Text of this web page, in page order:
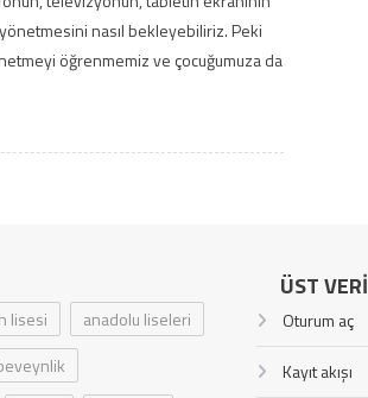
nasıl bekleyebiliriz. Peki
öğrenmemiz ve çocuğumuza da
lisesi
anadolu liseleri
ÜST VERI
Oturum aç
Kayıt akışı